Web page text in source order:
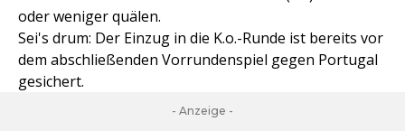
oder weniger quälen.
Sei's drum: Der Einzug in die K.o.-Runde ist bereits vor
dem abschließenden Vorrundenspiel gegen Portugal
gesichert.
- Anzeige -